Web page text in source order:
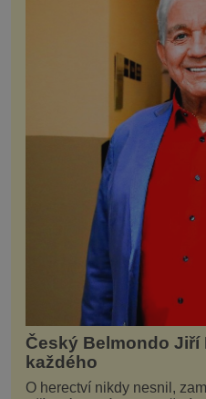
Český Belmondo Jiří
každého
O herectví nikdy nesnil,